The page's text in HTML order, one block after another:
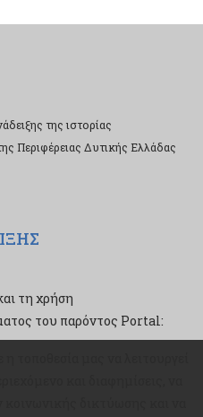
της ιστορίας
Περιφέρειας Δυτικής Ελλάδας
τη χρήση
του παρόντος Portal: